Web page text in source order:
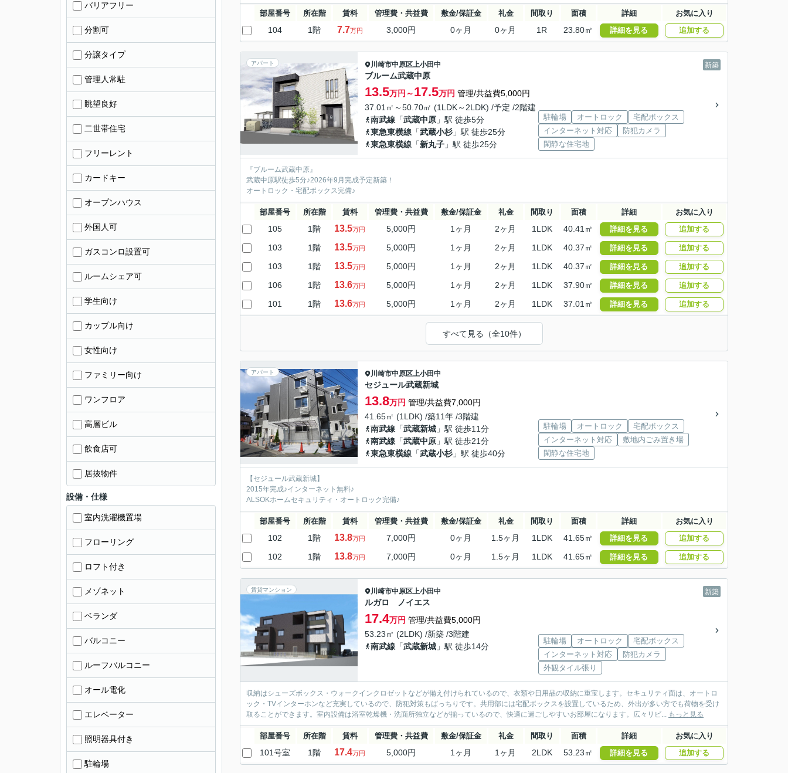
部屋番号 所在階 賃料 管理費・共益費 敷金/保証金 礼金 間取り 面積 詳細 お気に入り
104 1階 7.7万円 3,000円 0ヶ月 0ヶ月 1R 23.80㎡ 詳細を見る 追加する
アパート 新築
川崎市中原区上小田中
ブルーム武蔵中原
13.5万円～17.5万円 管理/共益費5,000円
37.01㎡～50.70㎡ (1LDK～2LDK) /予定 /2階建
南武線 「武蔵中原 」駅 徒歩5分
東急東横線 「武蔵小杉 」駅 徒歩25分
東急東横線 「新丸子 」駅 徒歩25分
駐輪場 オートロック
宅配ボックス
インターネット対応
防犯カメラ
閑静な住宅地
『ブルーム武蔵中原』
武蔵中原駅徒歩5分♪2026年9月完成予定新築！
オートロック・宅配ボックス完備♪
部屋番号 所在階 賃料 管理費・共益費 敷金/保証金 礼金 間取り 面積 詳細 お気に入り
105 1階 13.5万円 5,000円 1ヶ月 2ヶ月 1LDK 40.41㎡ 詳細を見る 追加する
103 1階 13.5万円 5,000円 1ヶ月 2ヶ月 1LDK 40.37㎡ 詳細を見る 追加する
103 1階 13.5万円 5,000円 1ヶ月 2ヶ月 1LDK 40.37㎡ 詳細を見る 追加する
106 1階 13.6万円 5,000円 1ヶ月 2ヶ月 1LDK 37.90㎡ 詳細を見る 追加する
101 1階 13.6万円 5,000円 1ヶ月 2ヶ月 1LDK 37.01㎡ 詳細を見る 追加する
すべて見る（全10件）
アパート 川崎市中原区上小田中
セジュール武蔵新城
13.8万円 管理/共益費7,000円
41.65㎡ (1LDK) /築11年 /3階建
南武線 「武蔵新城 」駅 徒歩11分
南武線 「武蔵中原 」駅 徒歩21分
東急東横線 「武蔵小杉 」駅 徒歩40分
駐輪場 オートロック
宅配ボックス
インターネット対応
敷地内ごみ置き場
閑静な住宅地
【セジュール武蔵新城】
2015年完成♪インターネット無料♪
ALSOKホームセキュリティ・オートロック完備♪
部屋番号 所在階 賃料 管理費・共益費 敷金/保証金 礼金 間取り 面積 詳細 お気に入り
102 1階 13.8万円 7,000円 0ヶ月 1.5ヶ月 1LDK 41.65㎡ 詳細を見る 追加する
102 1階 13.8万円 7,000円 0ヶ月 1.5ヶ月 1LDK 41.65㎡ 詳細を見る 追加する
賃貸マンション 新築
川崎市中原区上小田中
ルガロ ノイエス
17.4万円 管理/共益費5,000円
53.23㎡ (2LDK) /新築 /3階建
南武線 「武蔵新城 」駅 徒歩14分
駐輪場 オートロック
宅配ボックス
インターネット対応
防犯カメラ
外観タイル張り
収納はシューズボックス・ウォークインクロゼットなどが備え付けられているので、衣類や日用品の収納に重宝します。セキュリティ面は、オートロ
ック・TVインターホンなど充実しているので、防犯対策もばっちりです。共用部には宅配ボックスを設置しているため、外出が多い方でも荷物を受け
取ることができます。室内設備は浴室乾燥機・洗面所独立などが揃っているので、快適に過ごしやすいお部屋になります。広々リビ... もっと見る
部屋番号 所在階 賃料 管理費・共益費 敷金/保証金 礼金 間取り 面積 詳細 お気に入り
101号室 1階 17.4万円 5,000円 1ヶ月 1ヶ月 2LDK 53.23㎡ 詳細を見る 追加する
バリアフリー
分割可
分譲タイプ
管理人常駐
眺望良好
二世帯住宅
フリーレント
カードキー
オープンハウス
外国人可
ガスコンロ設置可
ルームシェア可
学生向け
カップル向け
女性向け
ファミリー向け
ワンフロア
高層ビル
飲食店可
居抜物件
設備・仕様
室内洗濯機置場
フローリング
ロフト付き
メゾネット
ベランダ
バルコニー
ルーフバルコニー
オール電化
エレベーター
照明器具付き
駐輪場